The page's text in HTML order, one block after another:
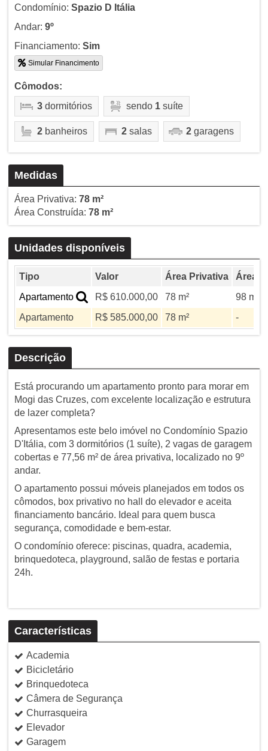
Condomínio: Spazio D Itália
Andar: 9º
Financiamento: Sim
Simular Financimento
Cômodos:
3dormitórios sendo 1suíte
2banheiros 2salas 2garagens
Medidas
Área Privativa: 78 m²
Área Construída: 78 m²
Unidades disponíveis
Tipo Valor Área Privativa
Área
Apartamento
R$ 610.000,00 78 m²
98 m²
Apartamento
R$ 585.000,00 78 m² -
Descrição
Está procurando um apartamento pronto para morar em
Mogi das Cruzes, com excelente localização e estrutura
de lazer completa?
Apresentamos este belo imóvel no Condomínio Spazio
D'Itália, com 3 dormitórios (1 suíte), 2 vagas de garagem
cobertas e 77,56 m² de área privativa, localizado no 9º
andar.
O apartamento possui móveis planejados em todos os
cômodos, box privativo no hall do elevador e aceita
financiamento bancário. Ideal para quem busca
segurança, comodidade e bem-estar.
O condomínio oferece: piscinas, quadra, academia,
brinquedoteca, playground, salão de festas e portaria
24h.
Características
Academia
Bicicletário
Brinquedoteca
Câmera de Segurança
Churrasqueira
Elevador
Garagem